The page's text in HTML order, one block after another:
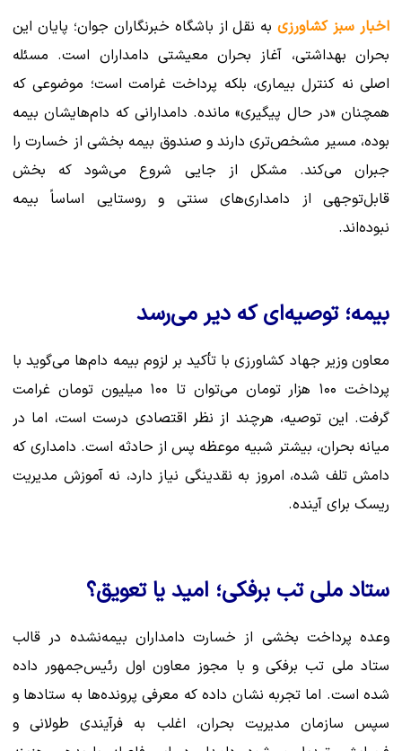
اخبار سبز کشاورزیبه نقل از باشگاه خبرنگاران جوان؛ پایان این
بحران بهداشتی، آغاز بحران معیشتی دامداران است. مسئله
اصلی نه کنترل بیماری، بلکه پرداخت غرامت است؛ موضوعی که
همچنان «در حال پیگیری» مانده. دامدارانی که دام‌هایشان بیمه
بوده، مسیر مشخص‌تری دارند و صندوق بیمه بخشی از خسارت را
جبران می‌کند. مشکل از جایی شروع می‌شود که بخش
قابل‌توجهی از دامداری‌های سنتی و روستایی اساساً بیمه
نبوده‌اند.
بیمه؛ توصیه‌ای که دیر می‌رسد
معاون وزیر جهاد کشاورزی با تأکید بر لزوم بیمه دام‌ها می‌گوید با
پرداخت ۱۰۰ هزار تومان می‌توان تا ۱۰۰ میلیون تومان غرامت
گرفت. این توصیه، هرچند از نظر اقتصادی درست است، اما در
میانه بحران، بیشتر شبیه موعظه پس از حادثه است. دامداری که
دامش تلف شده، امروز به نقدینگی نیاز دارد، نه آموزش مدیریت
ریسک برای آینده.
ستاد ملی تب برفکی؛ امید یا تعویق؟
وعده پرداخت بخشی از خسارت دامداران بیمه‌نشده در قالب
ستاد ملی تب برفکی و با مجوز معاون اول رئیس‌جمهور داده
شده است. اما تجربه نشان داده که معرفی پرونده‌ها به ستادها و
سپس سازمان مدیریت بحران، اغلب به فرآیندی طولانی و